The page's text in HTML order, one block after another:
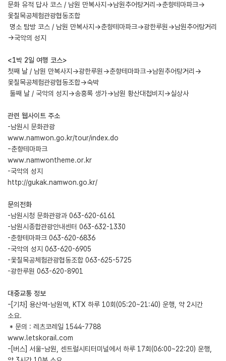
문화 유적 답사 코스 / 남원 만복사지→남원추어탕거리→춘향테마파크→
옻칠목공체험관광협동조합
명소 탐방 코스 / 남원 만복사지→춘향테마파크→광한루원→남원추어탕거리
→국악의 성지
<1박 2일 여행 코스>
첫째 날 / 남원 만복사지→광한루원→춘향테마파크→남원추어탕거리→
옻칠목공체험관광협동조합→숙박
둘째 날 / 국악의 성지→송흥록 생가→남원 황산대첩비지→실상사
관련 웹사이트 주소
-남원시 문화관광
www.namwon.go.kr/tour/index.do
-춘향테마파크
www.namwontheme.or.kr
-국악의 성지
http://gukak.namwon.go.kr/
문의전화
-남원시청 문화관광과 063-620-6161
-남원시종합관광안내센터 063-632-1330
-춘향테마파크 063-620-6836
-국악의 성지 063-620-6905
-옻칠목공체험관광협동조합 063-625-5725
-광한루원 063-620-8901
대중교통 정보
-[기차] 용산역-남원역, KTX 하루 10회(05:20~21:40) 운행, 약 2시간
소요.
* 문의 : 레츠코레일 1544-7788
www.letskorail.com
-[버스] 서울-남원, 센트럴시티터미널에서 하루 17회(06:00~22:20) 운행,